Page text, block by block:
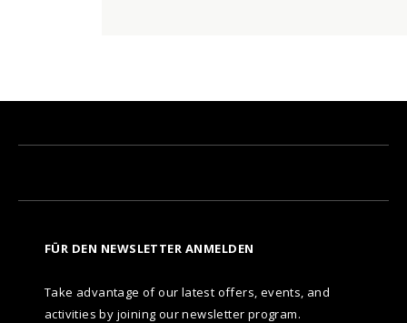
FÜR DEN NEWSLETTER ANMELDEN
Take advantage of our latest offers, events, and
activities by joining our newsletter program.